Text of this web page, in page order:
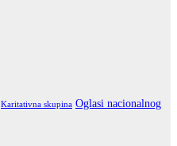
Karitativna skupina Oglasi nacionalnog